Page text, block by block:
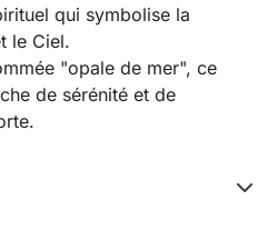
qui symbolise la
le Ciel.
"opale de mer", ce
de sérénité et de